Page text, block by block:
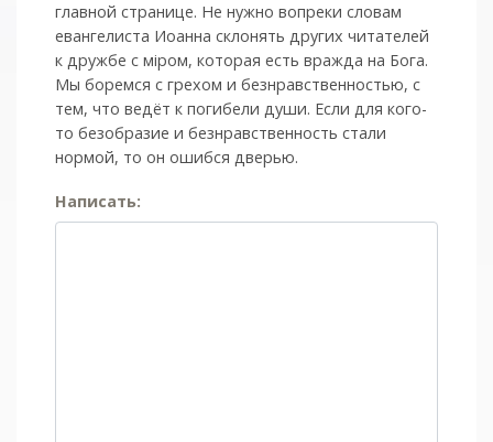
главной странице. Не нужно вопреки словам
евангелиста Иоанна склонять других читателей
к дружбе с мiром, которая есть вражда на Бога.
Мы боремся с грехом и без­нрав­ствен­ностью, с
тем, что ведёт к погибели души. Если для кого-
то безобразие и безнравственность стали
нормой, то он ошибся дверью.
Написать: